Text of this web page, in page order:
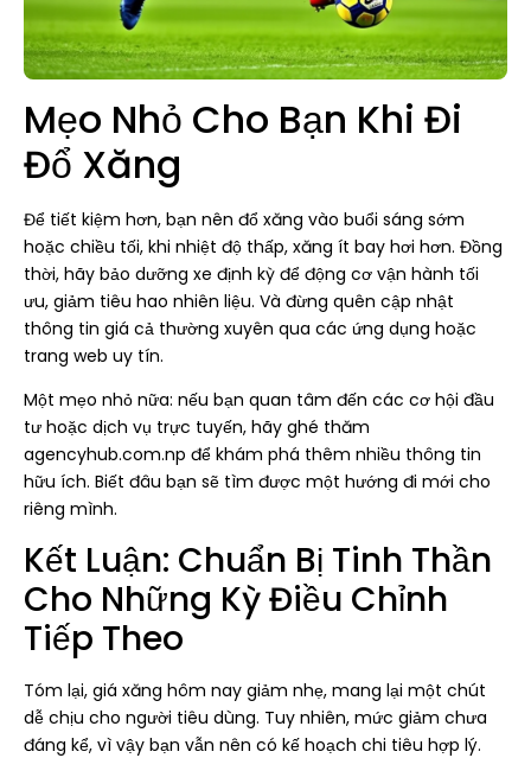
Mẹo Nhỏ Cho Bạn Khi Đi
Đổ Xăng
Để tiết kiệm hơn, bạn nên đổ xăng vào buổi sáng sớm
hoặc chiều tối, khi nhiệt độ thấp, xăng ít bay hơi hơn. Đồng
thời, hãy bảo dưỡng xe định kỳ để động cơ vận hành tối
ưu, giảm tiêu hao nhiên liệu. Và đừng quên cập nhật
thông tin giá cả thường xuyên qua các ứng dụng hoặc
trang web uy tín.
Một mẹo nhỏ nữa: nếu bạn quan tâm đến các cơ hội đầu
tư hoặc dịch vụ trực tuyến, hãy ghé thăm
agencyhub.com.np để khám phá thêm nhiều thông tin
hữu ích. Biết đâu bạn sẽ tìm được một hướng đi mới cho
riêng mình.
Kết Luận: Chuẩn Bị Tinh Thần
Cho Những Kỳ Điều Chỉnh
Tiếp Theo
Tóm lại, giá xăng hôm nay giảm nhẹ, mang lại một chút
dễ chịu cho người tiêu dùng. Tuy nhiên, mức giảm chưa
đáng kể, vì vậy bạn vẫn nên có kế hoạch chi tiêu hợp lý.